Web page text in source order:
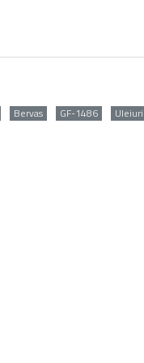
Bervas GF-1486 Uleiuri